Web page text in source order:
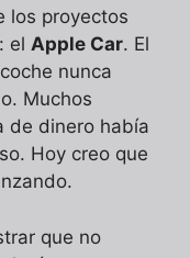
los proyectos
el Apple Car. El
nunca
Muchos
de dinero había
Hoy creo que
que no